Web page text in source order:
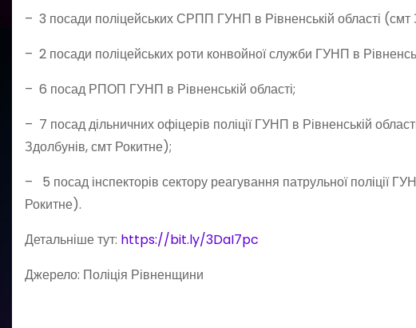
– 3 посади поліцейських СРПП ГУНП в Рівненській області (смт
– 2 посади поліцейських роти конвойної служби ГУНП в
– 6 посад РПОП ГУНП в Рівненській області;
– 7 посад дільничних офіцерів поліції ГУНП в
Здолбунів, смт Рокитне);
– 5 посад інспекторів сектору реагування патрульної поліції
Рокитне).
Детальніше тут: https://bit.ly/3DaI7pc
Джерело: Поліція Рівненщини